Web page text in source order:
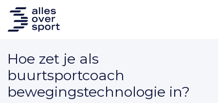
Hoe zet je als
buurtsportcoach
bewegingstechnologie in?